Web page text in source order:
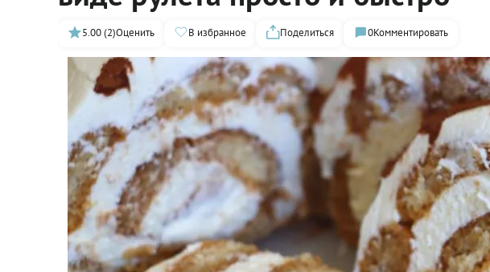
5.00 (2)Оценить В избранное Поделиться 0Комментировать